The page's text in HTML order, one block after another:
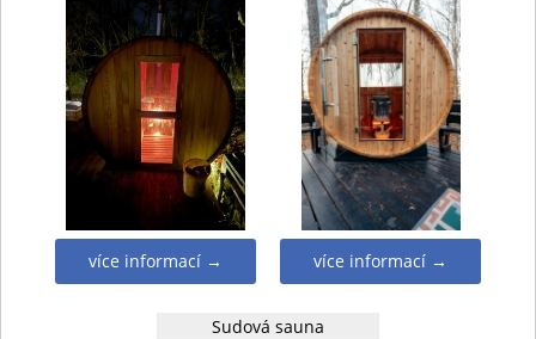
více informací → více informací →
Sudová sauna